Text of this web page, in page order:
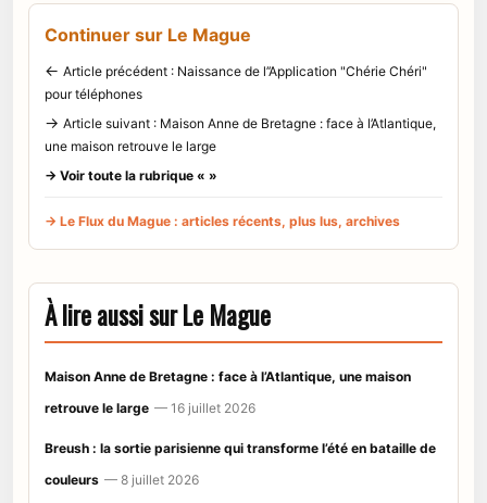
Continuer sur Le Mague
← Article précédent : Naissance de l’’Application "Chérie Chéri"
pour téléphones
→ Article suivant : Maison Anne de Bretagne : face à l’Atlantique,
une maison retrouve le large
→ Voir toute la rubrique « »
→ Le Flux du Mague : articles récents, plus lus, archives
À lire aussi sur Le Mague
Maison Anne de Bretagne : face à l’Atlantique, une maison
retrouve le large — 16 juillet 2026
Breush : la sortie parisienne qui transforme l’été en bataille de
couleurs — 8 juillet 2026